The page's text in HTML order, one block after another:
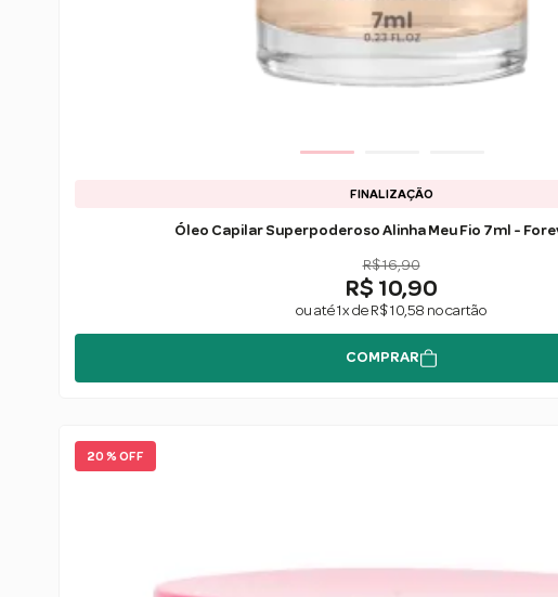
FINALIZAÇÃO
Óleo Capilar Superpoderoso Alinha
R$ 16,90
R$ 10,90
ou até 1x de R$ 10,58 no cartão
COMPRAR
20 % OFF